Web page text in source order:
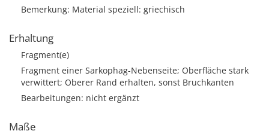
Bemerkung: Material speziell: griechisch
Erhaltung
Fragment(e)
Fragment einer Sarkophag-Nebenseite; Oberfläche stark
verwittert; Oberer Rand erhalten, sonst Bruchkanten
Bearbeitungen: nicht ergänzt
Maße